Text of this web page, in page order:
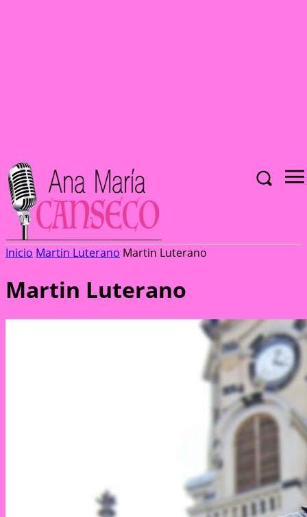
Inicio Martin Luterano Martin Luterano
Martin Luterano